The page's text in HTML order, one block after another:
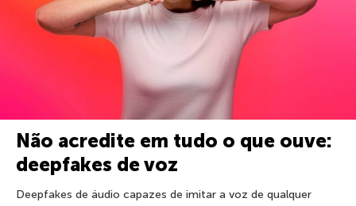
Não acredite em tudo o que ouve:
deepfakes de voz
Deepfakes de áudio capazes de imitar a voz de qualquer